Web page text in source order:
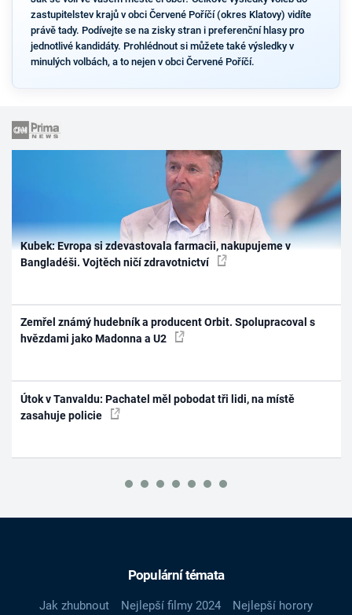
zastupitelstev krajů v obci Červené Poříčí (okres Klatovy) vidíte
právě tady. Podívejte se na zisky stran i preferenční hlasy pro
jednotlivé kandidáty. Prohlédnout si můžete také výsledky v
minulých volbách, a to nejen v obci Červené Poříčí.
Kubek: Evropa si zdevastovala farmacii, nakupujeme v
Bangladéši. Vojtěch ničí zdravotnictví
Zemřel známý hudebník a producent Orbit. Spolupracoval s
hvězdami jako Madonna a U2
Útok v Tanvaldu: Pachatel měl pobodat tři lidi, na místě
zasahuje policie
Populární témata
Jak zhubnout Nejlepší filmy 2024
Nejlepší horory